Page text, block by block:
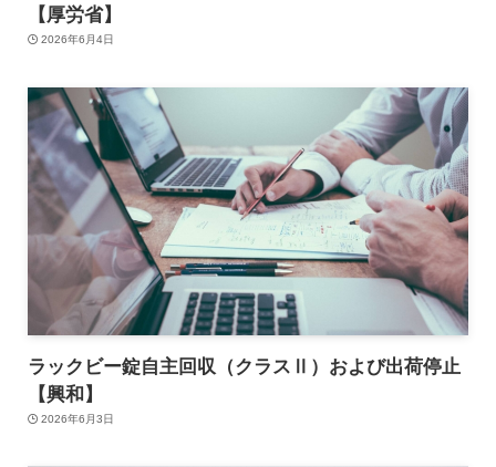
【厚労省】
2026年6月4日
ラックビー錠自主回収（クラスⅡ）および出荷停止
【興和】
2026年6月3日